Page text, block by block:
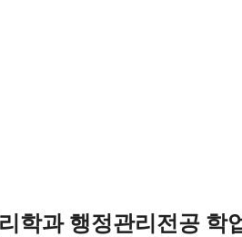
학과 행정관리전공 학